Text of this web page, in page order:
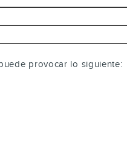
provocar lo siguiente: